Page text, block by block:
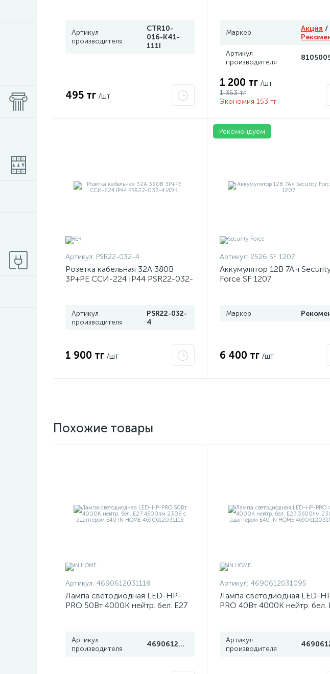
Артикул
производителя
CTR10-
016-K41-
111I
495 тг /шт
Маркер Акция /
Артикул
производителя
1 200 тг /шт
1 353 тг
Экономия 153 тг
Артикул: PSR22-032-4
Розетка кабельная 32А 380В
3P+PЕ ССИ-224 IP44 PSR22-032-
Артикул
производителя
PSR22-032-
4
1 900 тг /шт
Рекомендуем
Артикул: 2526 SF 1207
Аккумулятор 12В 7А.ч
Force SF 1207
Маркер
6 400 тг /шт
Похожие товары
Артикул: 4690612031118
Лампа светодиодная LED-HP-
PRO 50Вт 4000К нейтр. бел. E27
Артикул
производителя
4690612031118
Артикул: 4690612031095
Лампа светодиодная LED-
PRO 40Вт 4000К нейтр. бел.
Артикул
производителя